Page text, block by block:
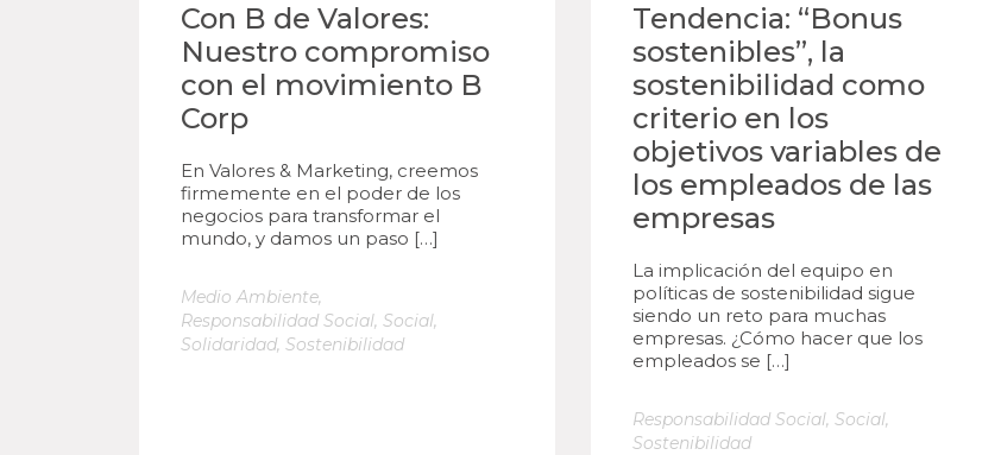
Con B de Valores:
Nuestro compromiso
con el movimiento B
Corp
En Valores & Marketing, creemos
firmemente en el poder de los
negocios para transformar el
mundo, y damos un paso […]
Medio Ambiente,
Responsabilidad Social, Social,
Solidaridad, Sostenibilidad
Tendencia: “Bonus
sostenibles”, la
sostenibilidad como
criterio en los
objetivos variables de
los empleados de las
empresas
La implicación del equipo en
políticas de sostenibilidad sigue
siendo un reto para muchas
empresas. ¿Cómo hacer que los
empleados se […]
Responsabilidad Social, Social,
Sostenibilidad